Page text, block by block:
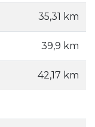
35,31 km
39,9 km
42,17 km